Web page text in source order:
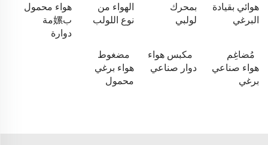
هوائي بقيادة
البرغي
بمحرك
لولبي
الهواء من
نوع اللولب
هواء محمول
ب嫘مة
دوارة
مُضاغِم
هواء صناعي
برغي
مكبس هواء
دوار صناعي
مضغوط
هواء برغي
محمول